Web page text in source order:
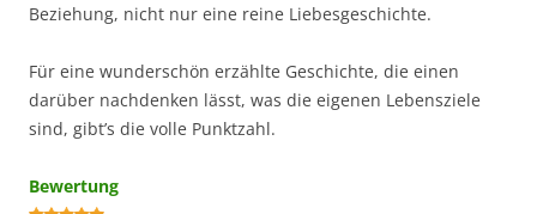
Beziehung, nicht nur eine reine Liebesgeschichte.
Für eine wunderschön erzählte Geschichte, die einen
darüber nachdenken lässt, was die eigenen Lebensziele
sind, gibt’s die volle Punktzahl.
Bewertung